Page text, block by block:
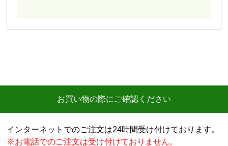
お買い物の際にご確認ください
インターネットでのご注文は24時間受け付けております。
※お電話でのご注文は受け付けておりません。